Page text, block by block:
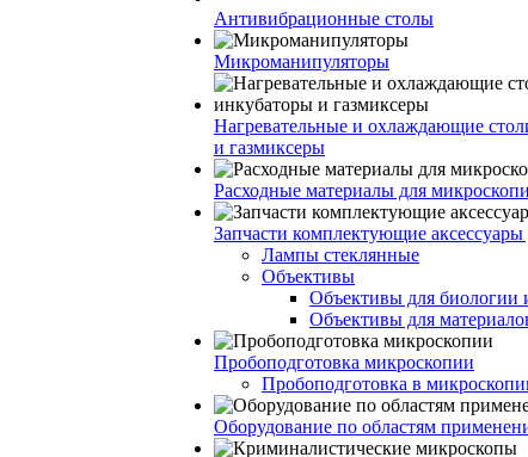
Антивибрационные столы
Микроманипуляторы
Нагревательные и охлаждающие
и газмиксеры
Расходные материалы для
Запчасти комплектующие аксессуары
Лампы стеклянные
Объективы
Объективы для
Объективы для
Пробоподготовка микроскопии
Пробоподготовка в
Оборудование по областям